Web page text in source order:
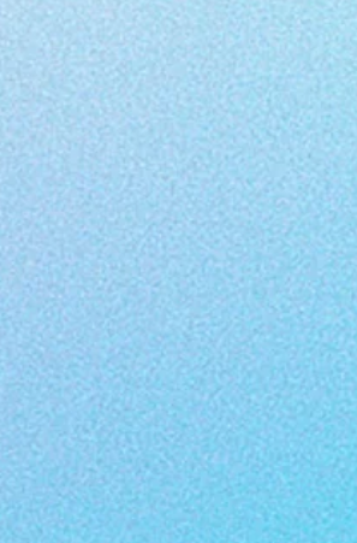
à Marilyn Matteicontinue sa folle
est lauréat du Prix MOMIX Junior 2025
la construction du masculin contemporain
de passages entre hommes. Le spectacle
formes : en salle de classe et en salle.
de Caen - CDN
la tournée 25-26, consultez le site des